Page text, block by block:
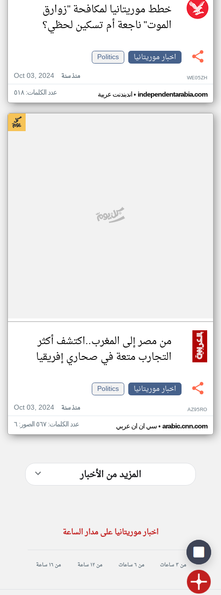
خطط موريتانيا لمكافحة "زوارق
الموت" ناجعة أم تسكين لحظي؟
اخبار موريتانيا
Politics
Oct 03, 2024
منذ سنة WE05ZH
اندبندنت عربية• independentarabia.com عدد الكلمات: ٥١٨
من مصر إلى المغرب..اكتشف أكثر
التجارب متعة في صحاري إفريقيا
اخبار موريتانيا
Politics
Oct 03, 2024
منذ سنة AZ95RO
سي ان ان عربي• arabic.cnn.com عدد الكلمات: ٥٦٧ الصور: ٦
المزيد من الأخبار
اخبار موريتانيا على مدار الساعة
من ٣ ساعات من ٦ ساعات من ١٢ ساعة من ١٦ ساعة